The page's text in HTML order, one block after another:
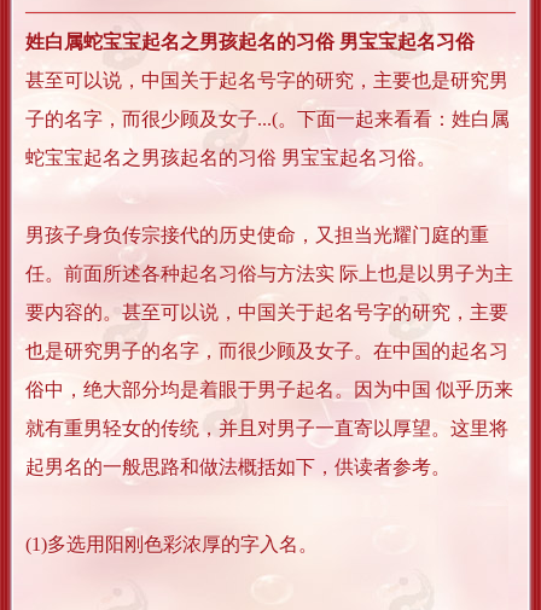
姓白属蛇宝宝起名之男孩起名的习俗 男宝宝起名习俗
甚至可以说，中国关于起名号字的研究，主要也是研究男
子的名字，而很少顾及女子...(。下面一起来看看：姓白属
蛇宝宝起名之男孩起名的习俗 男宝宝起名习俗。
男孩子身负传宗接代的历史使命，又担当光耀门庭的重
任。前面所述各种起名习俗与方法实 际上也是以男子为主
要内容的。甚至可以说，中国关于起名号字的研究，主要
也是研究男子的名字，而很少顾及女子。在中国的起名习
俗中，绝大部分均是着眼于男子起名。因为中国 似乎历来
就有重男轻女的传统，并且对男子一直寄以厚望。这里将
起男名的一般思路和做法概括如下，供读者参考。
(1)多选用阳刚色彩浓厚的字入名。